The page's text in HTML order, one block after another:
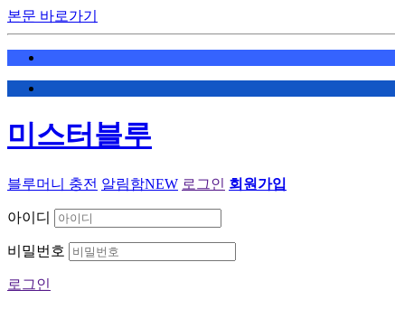
본문 바로가기
미스터블루
블루머니 충전 알림함NEW 로그인 회원가입
아이디
비밀번호
로그인